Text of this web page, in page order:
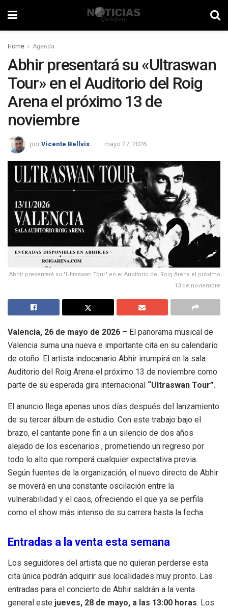
Home Agenda
Abhir presentará su «Ultraswan
Tour» en el Auditorio del Roig
Arena el próximo 13 de
noviembre
por Vicente Bellvis mayo 27, 2026
Abhir presentará su "Ultraswan Tour" en el Auditorio del Roig Arena el próximo
13 de noviembre
Valencia, 26 de mayo de 2026 – El panorama musical de
Valencia suma una nueva e importante cita en su calendario
de otoño. El artista indocanario Abhir irrumpirá en la sala
Auditorio del Roig Arena el próximo 13 de noviembre como
parte de su esperada gira internacional “Ultraswan Tour”.
El anuncio llega apenas unos días después del lanzamiento
de su tercer álbum de estudio. Con este trabajo bajo el
brazo, el cantante pone fin a un silencio de dos años
alejado de los escenarios , prometiendo un regreso por
todo lo alto que romperá cualquier expectativa previa.
Según fuentes de la organización, el nuevo directo de Abhir
se moverá en una constante oscilación entre la
vulnerabilidad y el caos, ofreciendo el que ya se perfila
como el show más intenso de su carrera hasta la fecha.
Entradas a la venta esta semana
Los seguidores del artista que no quieran perderse esta
cita única podrán adquirir sus localidades muy pronto. Las
entradas para el concierto de Abhir saldrán a la venta
general este jueves, 28 de mayo, a las 13:00 horas. Los